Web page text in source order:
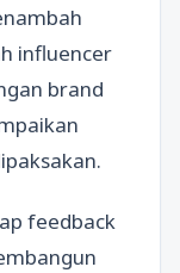
influencer
brand
feedback